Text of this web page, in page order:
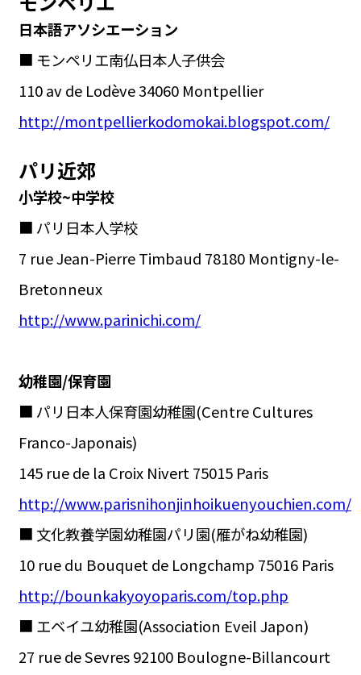
日本語アソシエーション
■ モンペリエ南仏日本人子供会
110 av de Lodève 34060 Montpellier
http://montpellierkodomokai.blogspot.com/
パリ近郊
小学校~中学校
■ パリ日本人学校
7 rue Jean-Pierre Timbaud 78180 Montigny-le-
Bretonneux
http://www.parinichi.com/
幼稚園/保育園
■ パリ日本人保育園幼稚園(Centre Cultures
Franco-Japonais)
145 rue de la Croix Nivert 75015 Paris
http://www.parisnihonjinhoikuenyouchien.com/
■ 文化教養学園幼稚園パリ園(雁がね幼稚園)
10 rue du Bouquet de Longchamp 75016 Paris
http://bounkakyoyoparis.com/top.php
■ エベイユ幼稚園(Association Eveil Japon)
27 rue de Sevres 92100 Boulogne-Billancourt